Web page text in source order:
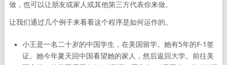
做，也可以让朋友或家人或其他第三方代表你来做。
让我们通过几个例子来看看这个程序是如何运作的。
小王是一名二十岁的中国学生，在美国留学。她有5年的F-1签
证。她今年夏天回中国看望她的家人，然后返回大学。前往美